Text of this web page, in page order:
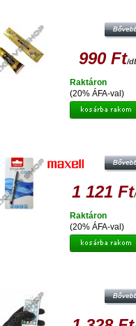
990 Ft/
(20% ÁFA-val)
Raktáron
1 121 Ft
(20% ÁFA-val)
Raktáron